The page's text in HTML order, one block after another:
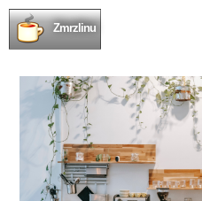
Zmrzlinu